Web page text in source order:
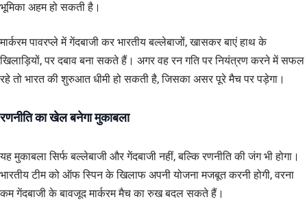
भूमिका अहम हो सकती है।
मार्करम पावरप्ले में गेंदबाजी कर भारतीय बल्लेबाजों, खासकर बाएं हाथ के
खिलाड़ियों, पर दबाव बना सकते हैं। अगर वह रन गति पर नियंत्रण करने में सफल
रहे तो भारत की शुरुआत धीमी हो सकती है, जिसका असर पूरे मैच पर पड़ेगा।
रणनीति का खेल बनेगा मुकाबला
यह मुकाबला सिर्फ बल्लेबाजी और गेंदबाजी नहीं, बल्कि रणनीति की जंग भी होगा।
भारतीय टीम को ऑफ स्पिन के खिलाफ अपनी योजना मजबूत करनी होगी, वरना
कम गेंदबाजी के बावजूद मार्करम मैच का रुख बदल सकते हैं।